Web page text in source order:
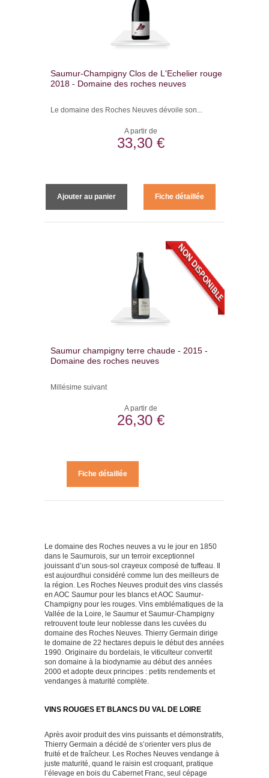
Saumur-Champigny Clos de L'Echelier rouge -
2018 - Domaine des roches neuves
Le domaine des Roches Neuves dévoile son...
A partir de
33,30 €
Ajouter au panier Fiche détaillée
Saumur champigny terre chaude - 2015 -
Domaine des roches neuves
Millésime suivant
A partir de
26,30 €
Fiche détaillée
Le domaine des Roches neuves a vu le jour en 1850
dans le Saumurois, sur un terroir exceptionnel
jouissant d’un sous-sol crayeux composé de tuffeau. Il
est aujourdhui considéré comme lun des meilleurs de
la région. Les Roches Neuves produit des vins classés
en AOC Saumur pour les blancs et AOC Saumur-
Champigny pour les rouges. Vins emblématiques de la
Vallée de la Loire, le Saumur et Saumur-Champigny
retrouvent toute leur noblesse dans les cuvées du
domaine des Roches Neuves. Thierry Germain dirige
le domaine de 22 hectares depuis le début des années
1990. Originaire du bordelais, le viticulteur convertit
son domaine à la biodynamie au début des années
2000 et adopte deux principes : petits rendements et
vendanges à maturité complète.
VINS ROUGES ET BLANCS DU VAL DE LOIRE
Après avoir produit des vins puissants et démonstratifs,
Thierry Germain a décidé de s’orienter vers plus de
fruité et de fraîcheur. Les Roches Neuves vendange à
juste maturité, quand le raisin est croquant, pratique
l’élevage en bois du Cabernet Franc, seul cépage